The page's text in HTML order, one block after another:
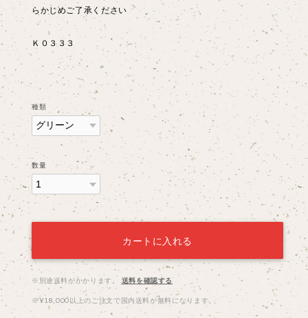
らかじめご了承ください
Ｋ０３３３
種類
数量
カートに入れる
※別途送料がかかります。 送料を確認する
※¥18,000以上のご注文で国内送料が無料になります。